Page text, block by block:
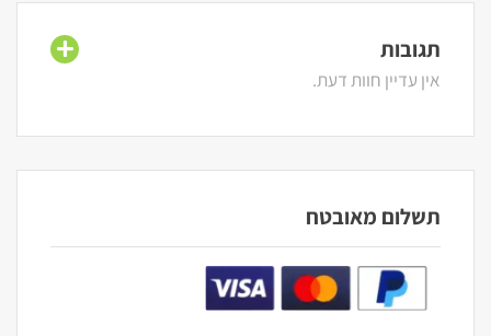
תגובות
אין עדיין חוות דעת.
תשלום מאובטח